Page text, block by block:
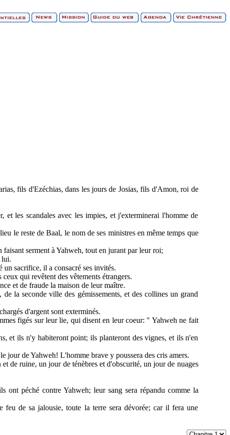
fils d'Ezéchias, dans les jours de Josias, fils d'Amon, roi de
et les scandales avec les impies, et j'exterminerai l'homme de
le reste de Baal, le nom de ses ministres en même temps que
serment à Yahweh, tout en jurant par leur roi;
lui.
sacrifice, il a consacré ses invités.
qui revêtent des vêtements étrangers.
et de fraude la maison de leur maître.
la seconde ville des gémissements, et des collines un grand
d'argent sont exterminés.
figés sur leur lie, qui disent en leur coeur: " Yahweh ne fait
et ils n'y habiteront point; ils planteront des vignes, et ils n'en
jour de Yahweh! L'homme brave y poussera des cris amers.
de ruine, un jour de ténèbres et d'obscurité, un jour de nuages
ont péché contre Yahweh; leur sang sera répandu comme la
de sa jalousie, toute la terre sera dévorée; car il fera une